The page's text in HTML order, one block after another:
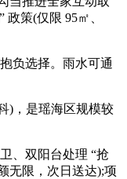
策(仅限 95㎡、
负选择。雨水可通
)，是瑶海区规模较
、双阳台处理 “抢
无限，次日送达);项